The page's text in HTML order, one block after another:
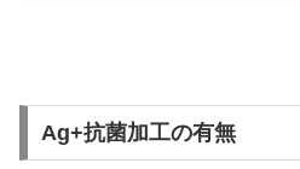
Ag+抗菌加工の有無